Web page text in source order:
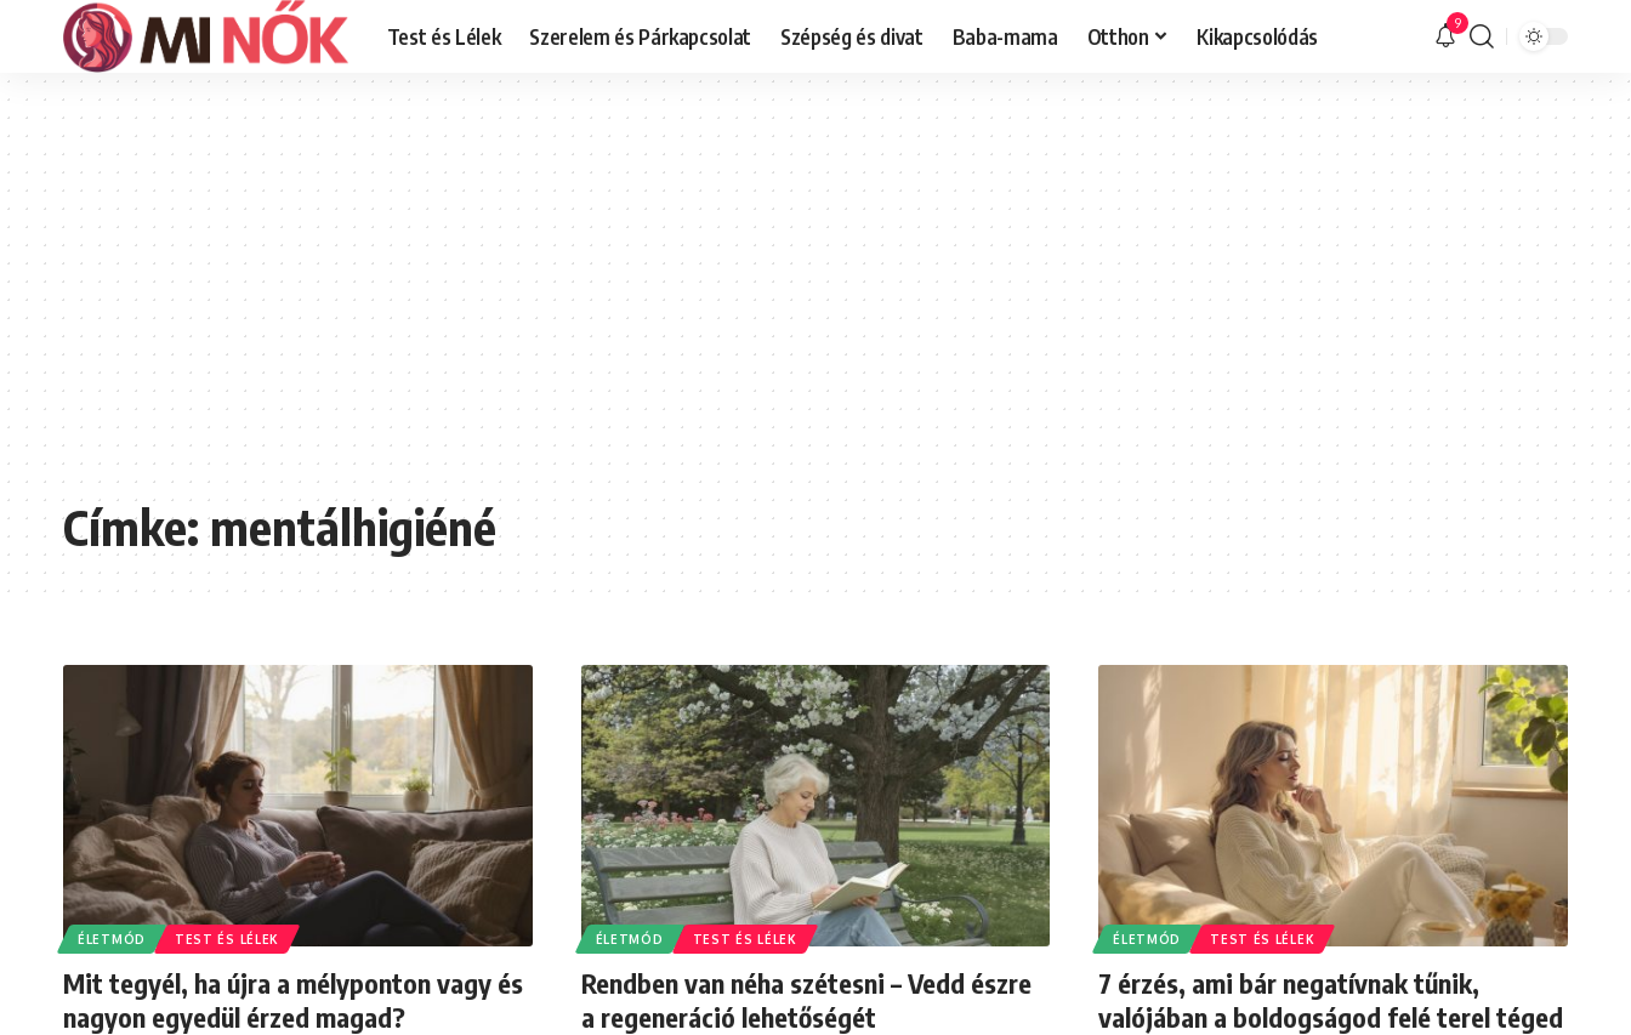
Test és Lélek Szerelem és Párkapcsolat Szépség és divat Baba-mama Otthon Kikapcsolódás 9
Címke:mentálhigiéné
ÉLETMÓD TEST ÉS LÉLEK
Mit tegyél, ha újra a mélyponton vagy és
nagyon egyedül érzed magad?
ÉLETMÓD TEST ÉS LÉLEK
Rendben van néha szétesni – Vedd észre
a regeneráció lehetőségét
ÉLETMÓD TEST ÉS LÉLEK
7 érzés, ami bár negatívnak tűnik,
valójában a boldogságod felé terel téged